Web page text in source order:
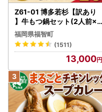
Z61-01 博多若杉【訳あり
】牛もつ鍋セット(2人前×5
) 10人前 もつ鍋
福岡県福智町
(1511)
13,000